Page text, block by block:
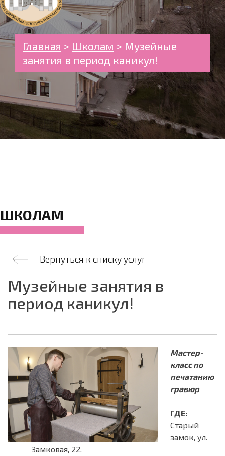
Главная > Школам > Музейные
занятия в период каникул!
ШКОЛАМ
Вернуться к списку услуг
Музейные занятия в
период каникул!
Мастер-
класс по
печатанию
гравюр
ГДЕ:
Старый
замок, ул.
Замковая, 22.